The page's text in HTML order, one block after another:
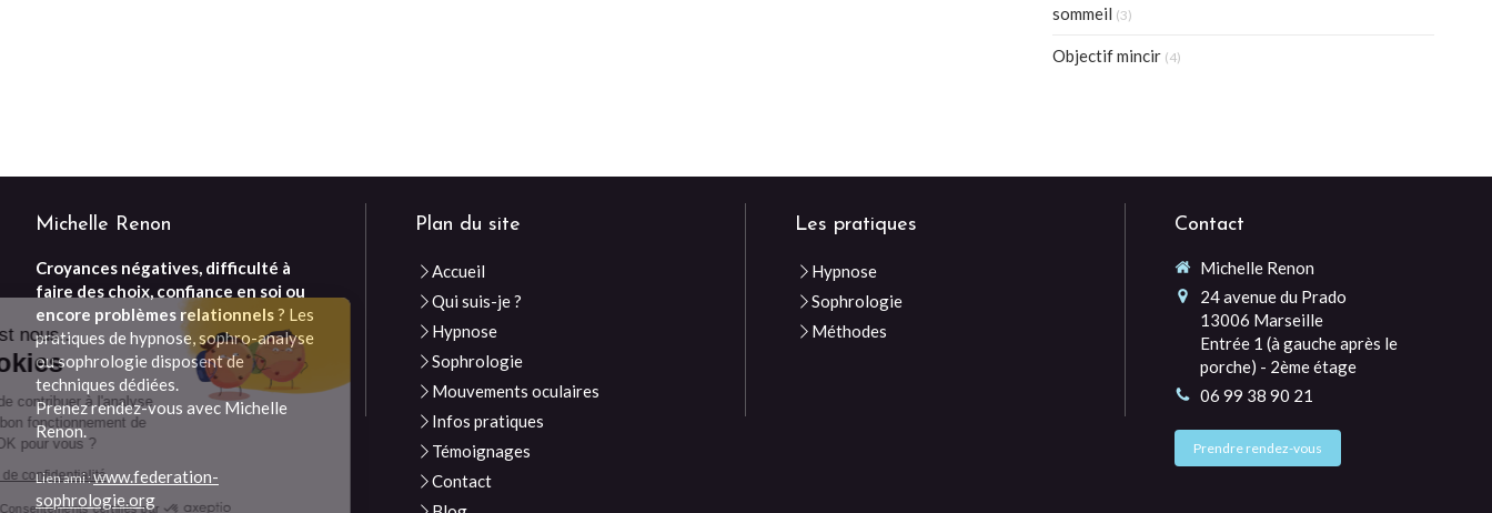
Continuer sans accepter
Bonjour c'est nous...
Les Cookies
Notre rôle est de contribuer à l'analyse
du trafic et au bon fonctionnement de
ce site. C'est OK pour vous ?
Lire la politique de confidentialité
Consentements certifiés par
sommeil (3)
Objectif mincir (4)
Michelle Renon
Croyances négatives, difficulté à
faire des choix, confiance en soi ou
encore problèmes relationnels? Les
pratiques de hypnose, sophro-analyse
ou sophrologie disposent de
techniques dédiées.
Prenez rendez-vous avec Michelle
Renon.
Lien ami :www.federation-
sophrologie.org
Plan du site
Accueil
Qui suis-je ?
Hypnose
Sophrologie
Mouvements oculaires
Infos pratiques
Témoignages
Contact
Les pratiques
Hypnose
Sophrologie
Méthodes
Contact
Michelle Renon
24 avenue du Prado
13006 Marseille
Entrée 1 (à gauche après le
porche) - 2ème étage
06 99 38 90 21
Prendre rendez-vous